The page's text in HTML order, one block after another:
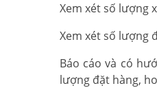
Xem xét số lượng
Xem xét số lượng
Báo cáo và có
lượng đặt hàng,